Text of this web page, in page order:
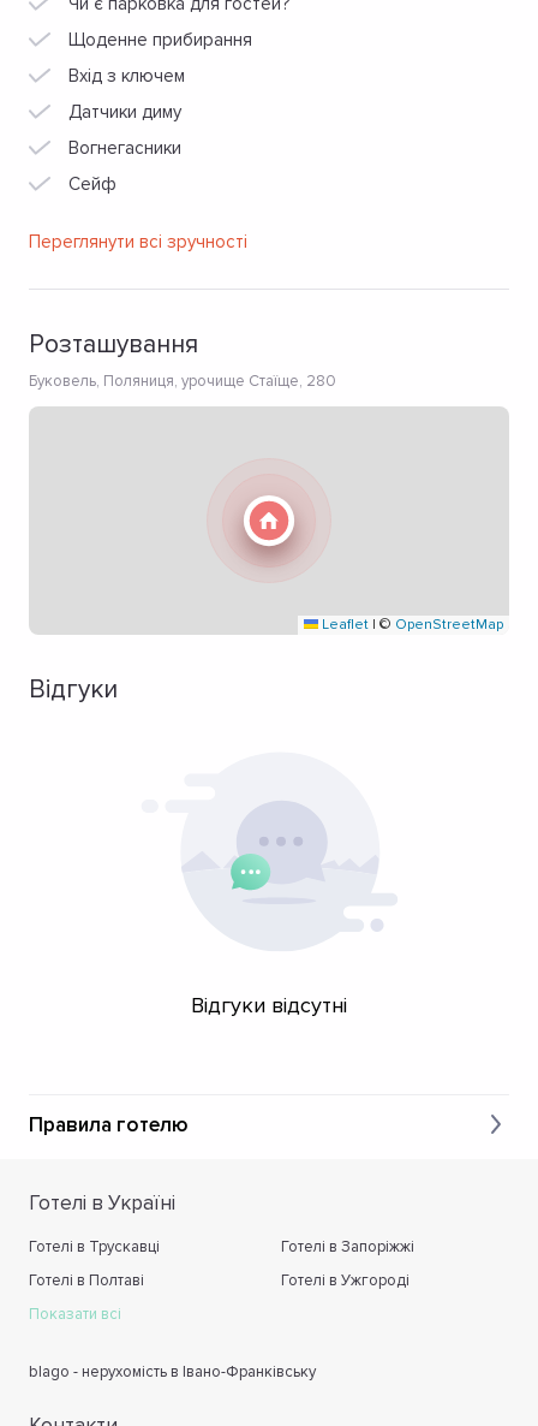
Щоденне прибирання
Вхід з ключем
Датчики диму
Вогнегасники
Сейф
Переглянути всі зручності
Розташування
Буковель, Поляниця, урочище Стаїще, 280
Leaflet | © OpenStreetMap
Відгуки
Відгуки відсутні
Правила готелю
Готелі в Україні
Готелі в Трускавці
Готелі в Запоріжжі
Готелі в Полтаві
Готелі в Ужгороді
Показати всі
blago - нерухомість в Івано-Франківську